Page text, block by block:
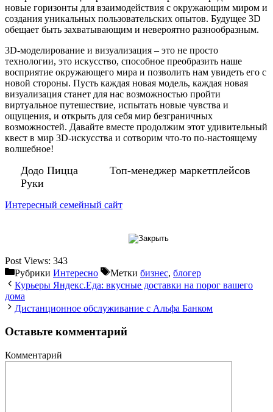
новые горизонты для взаимодействия с окружающим миром и
создания уникальных пользовательских опытов. Будущее 3D
обещает быть захватывающим и невероятно разнообразным.
3D-моделирование и визуализация – это не просто
технологии, это искусство, способное преобразить наше
восприятие окружающего мира и позволить нам увидеть его с
новой стороны. Пусть каждая новая модель, каждая новая
визуализация станет для нас возможностью пройти
виртуальное путешествие, испытать новые чувства и
ощущения, и открыть для себя мир безграничных
возможностей. Давайте вместе продолжим этот удивительный
квест в мир 3D-искусства и сотворим что-то по-настоящему
волшебное!
Додо Пицца
Топ-менеджер маркетплейсов
Руки
Интересный семейный сайт
Post Views: 343
Рубрики Интересно Метки бизнес, блогер
Курьеры Яндекс.Еда: вкусные доставки на порог вашего
дома
Дистанционное обслуживание с Альфа Банком
Оставьте комментарий
Комментарий